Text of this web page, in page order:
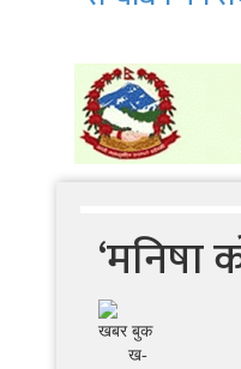
‘मनिषा
खबर बुक
ख-